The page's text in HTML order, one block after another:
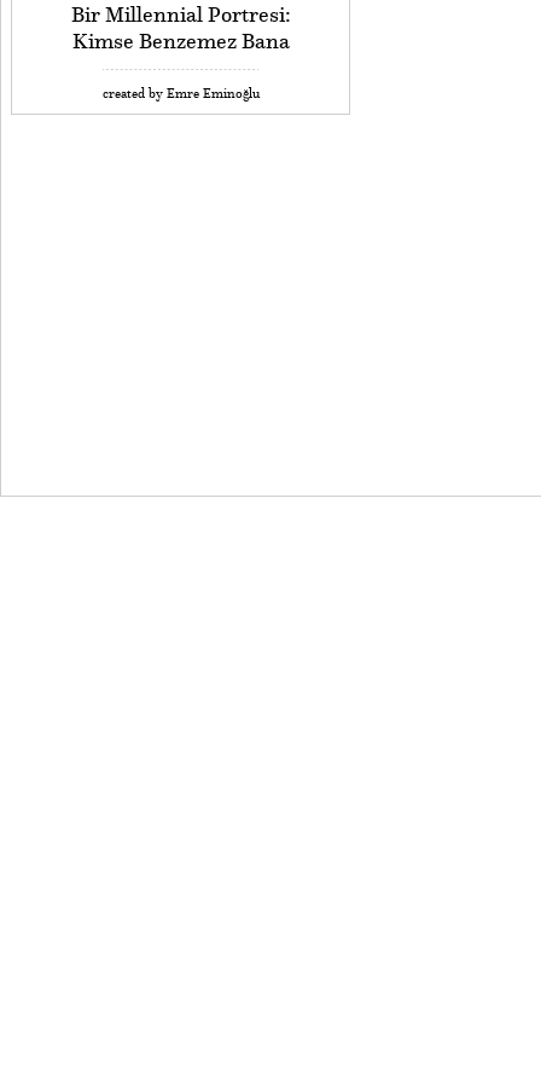
Bir Millennial Portresi:
Kimse Benzemez Bana
created by Emre Eminoğlu